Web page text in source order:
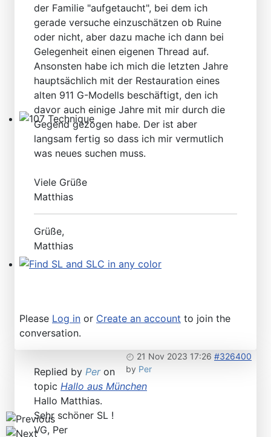
107 Technique
der Familie "aufgetaucht", bei dem ich
gerade versuche einzuschätzen ob Ruine
oder nicht, aber dazu mache ich dann bei
Gelegenheit einen eigenen Thread auf.
Ansonsten habe ich mich die letzten Jahre
hauptsächlich mit der Restauration eines
alten 911 G-Modells beschäftigt, den ich
davor auch einige Jahre mit mir durch die
Gegend gezogen habe. Der ist aber
langsam fertig so dass ich mir vermutlich
was neues suchen muss.
Viele Grüße
Matthias
Grüße,
Matthias
Please Log in or Create an account to join the
conversation.
21 Nov 2023 17:26 #326400
by Per
Replied by Peron
topic Hallo aus München
Hallo Matthias.
Sehr schöner SL !
VG, Per